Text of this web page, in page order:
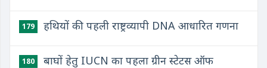
179 हथियों की पहली राष्ट्रव्यापी DNA आधारित गणना
180
बाघों हेतु IUCN का पहला ग्रीन स्टेटस ऑफ